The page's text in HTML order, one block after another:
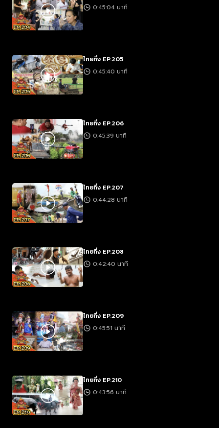
0:45:04 นาที
ไทยทึ่ง EP.205
0:45:40 นาที
ไทยทึ่ง EP.206
0:45:39 นาที
ไทยทึ่ง EP.207
0:44:28 นาที
ไทยทึ่ง EP.208
0:42:40 นาที
ไทยทึ่ง EP.209
0:45:51 นาที
ไทยทึ่ง EP.210
0:43:56 นาที